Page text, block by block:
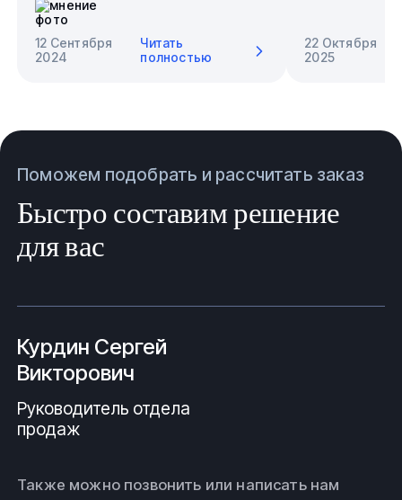
12 Сентября
2024
Читать
полностью
22 Октября
2025
Поможем подобрать и рассчитать заказ
Быстро составим решение
для вас
Курдин Сергей
Викторович
Руководитель отдела
продаж
Также можно позвонить или написать нам